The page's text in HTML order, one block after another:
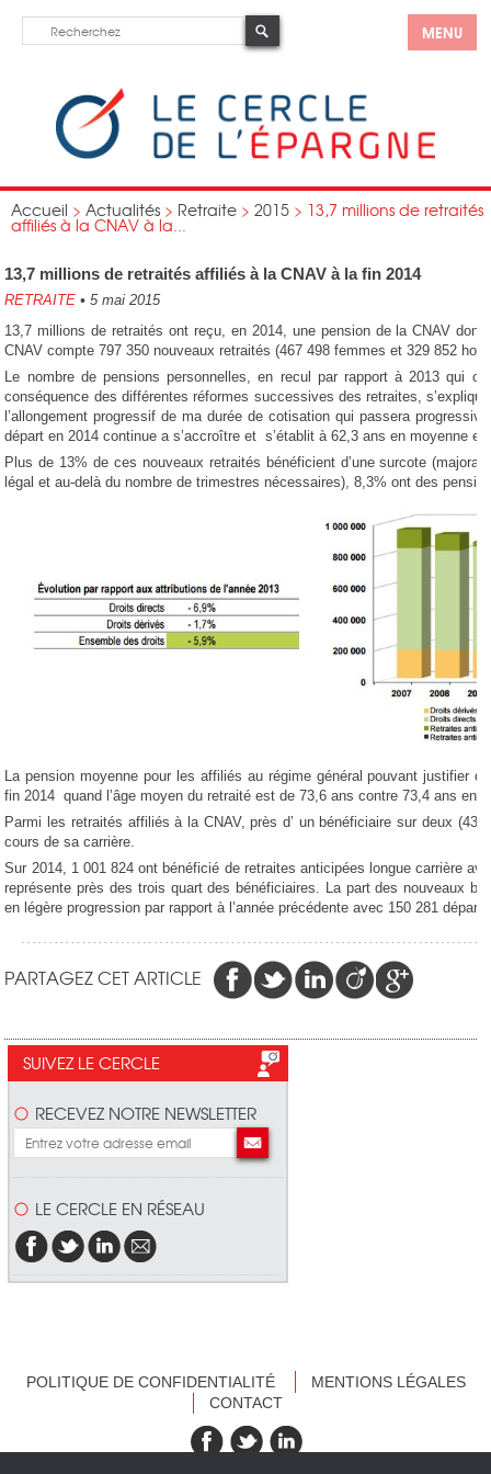
MENU
Accueil > Actualités > Retraite > 2015 > 13,7 millions de retraités
affiliés à la CNAV à la...
13,7 millions de retraités affiliés à la CNAV à la fin 2014
RETRAITE • 5 mai 2015
13,7 millions de retraités ont reçu, en 2014, une pension de la CNAV
CNAV compte 797 350 nouveaux retraités (467 498 femmes et 329 852
Le nombre de pensions personnelles, en recul par rapport à 2013 qui
conséquence des différentes réformes successives des retraites,
l’allongement progressif de ma durée de cotisation qui passera
départ en 2014 continue a s’accroître et s’établit à 62,3 ans en moyenne
Plus de 13% de ces nouveaux retraités bénéficient d’une surcote
légal et au-delà du nombre de trimestres nécessaires), 8,3% ont des
La pension moyenne pour les affiliés au régime général pouvant justifier
fin 2014 quand l’âge moyen du retraité est de 73,6 ans contre 73,4 ans en
Parmi les retraités affiliés à la CNAV, près d’ un bénéficiaire sur deux
cours de sa carrière.
Sur 2014, 1 001 824 ont bénéficié de retraites anticipées longue carrière
représente près des trois quart des bénéficiaires. La part des nouveaux
en légère progression par rapport à l’année précédente avec 150 281
PARTAGEZ CET ARTICLE
SUIVEZ LE CERCLE
RECEVEZ NOTRE NEWSLETTER
LE CERCLE EN RÉSEAU
POLITIQUE DE CONFIDENTIALITÉ
MENTIONS LÉGALES
CONTACT